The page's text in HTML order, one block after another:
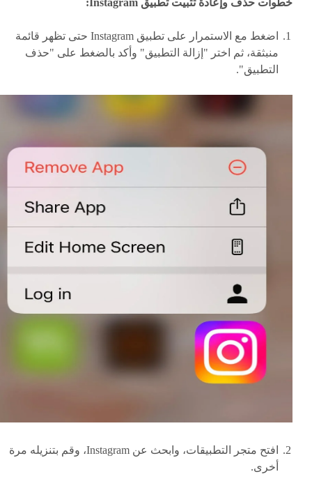
خطوات حذف وإعادة تثبيت تطبيق Instagram:
اضغط مع الاستمرار على تطبيق Instagram حتى تظهر قائمة
منبثقة، ثم اختر "إزالة التطبيق" وأكد بالضغط على "حذف
التطبيق".
افتح متجر التطبيقات، وابحث عن Instagram، وقم بتنزيله مرة
أخرى.